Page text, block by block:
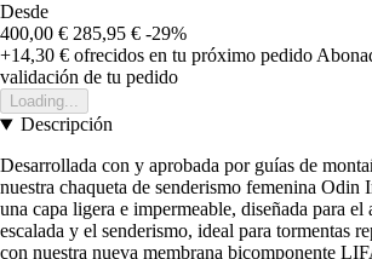
Desde
400,00 € 285,95 € -29%
+14,30 € ofrecidos en tu próximo pedido
validación de tu pedido
Loading...
Descripción
Desarrollada con y aprobada por guías de
nuestra chaqueta de senderismo femenina
una capa ligera e impermeable, diseñada para
escalada y el senderismo, ideal para tormentas
con nuestra nueva membrana bicomponente